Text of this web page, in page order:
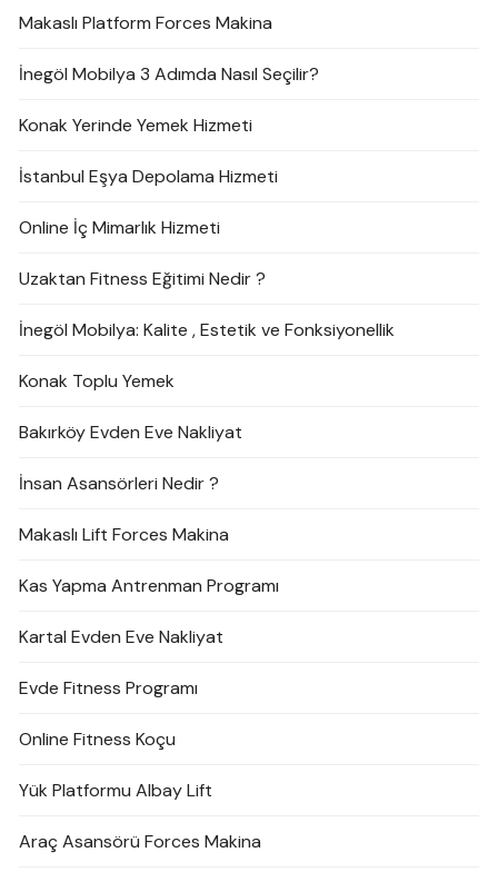
Makaslı Platform Forces Makina
İnegöl Mobilya 3 Adımda Nasıl Seçilir?
Konak Yerinde Yemek Hizmeti
İstanbul Eşya Depolama Hizmeti
Online İç Mimarlık Hizmeti
Uzaktan Fitness Eğitimi Nedir ?
İnegöl Mobilya: Kalite , Estetik ve Fonksiyonellik
Konak Toplu Yemek
Bakırköy Evden Eve Nakliyat
İnsan Asansörleri Nedir ?
Makaslı Lift Forces Makina
Kas Yapma Antrenman Programı
Kartal Evden Eve Nakliyat
Evde Fitness Programı
Online Fitness Koçu
Yük Platformu Albay Lift
Araç Asansörü Forces Makina